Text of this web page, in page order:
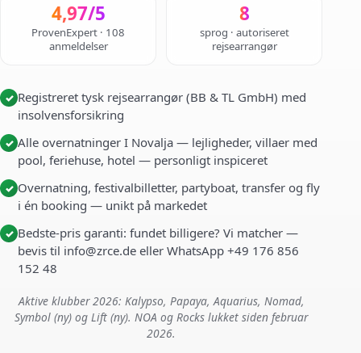
4,97/5
ProvenExpert · 108
anmeldelser
8
sprog · autoriseret
rejsearrangør
✓ Registreret tysk rejsearrangør (BB & TL GmbH) med
insolvensforsikring
✓ Alle overnatninger I Novalja — lejligheder, villaer med
pool, feriehuse, hotel — personligt inspiceret
✓ Overnatning, festivalbilletter, partyboat, transfer og fly
i én booking — unikt på markedet
✓ Bedste-pris garanti: fundet billigere? Vi matcher —
bevis til info@zrce.de eller WhatsApp +49 176 856
152 48
Aktive klubber 2026: Kalypso, Papaya, Aquarius, Nomad,
Symbol (ny) og Lift (ny). NOA og Rocks lukket siden februar
2026.